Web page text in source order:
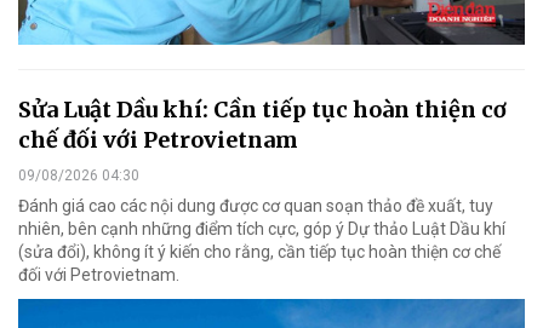
Sửa Luật Dầu khí: Cần tiếp tục hoàn thiện cơ
chế đối với Petrovietnam
09/08/2026 04:30
Đánh giá cao các nội dung được cơ quan soạn thảo đề xuất, tuy
nhiên, bên cạnh những điểm tích cực, góp ý Dự thảo Luật Dầu khí
(sửa đổi), không ít ý kiến cho rằng, cần tiếp tục hoàn thiện cơ chế
đối với Petrovietnam.